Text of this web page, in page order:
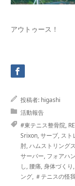
アウトゥース！
投稿者: higashi
活動報告
#東テニス整骨院,
Srixon,サーブ, スト
肘,ハムストリングス
サーバー, フォアハ
し, 腰痛,身体づくり ,
ング, ＃テニスの怪